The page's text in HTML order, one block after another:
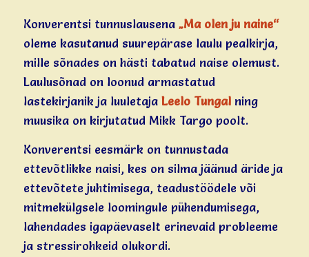
Konverentsi tunnuslausena „Ma olen ju naine“
oleme kasutanud suurepärase laulu pealkirja,
mille sõnades on hästi tabatud naise olemust.
Laulusõnad on loonud armastatud
lastekirjanik ja luuletaja Leelo Tungal ning
muusika on kirjutatud Mikk Targo poolt.
Konverentsi eesmärk on tunnustada
ettevõtlikke naisi, kes on silma jäänud äride ja
ettevõtete juhtimisega, teadustöödele või
mitmekülgsele loomingule pühendumisega,
lahendades igapäevaselt erinevaid probleeme
ja stressirohkeid olukordi.